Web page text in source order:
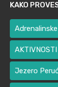
KAKO
AKTIVNOSTI
Jezero